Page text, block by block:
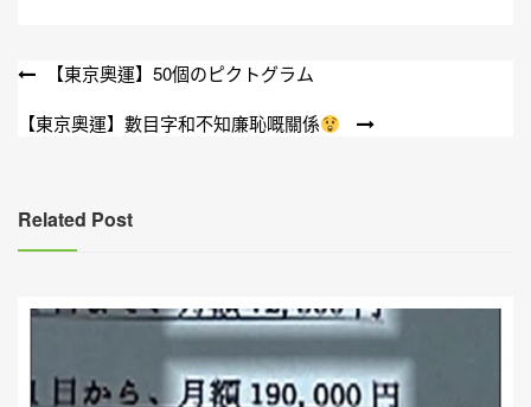
文
章
【東京奧運】50個のピクトグラム
【東京奧運】數目字和不知廉恥嘅關係
Related Post